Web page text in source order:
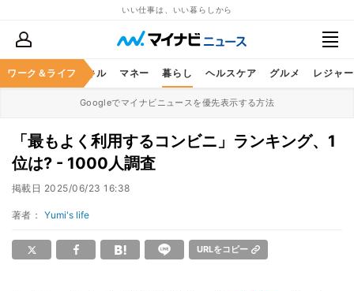
いい仕事は、いい暮らしから
ワーク＆ライフ
ア ビジネススキル マネー 暮らし ヘルスケア グルメ レジャー
Googleでマイナビニュースを優先表示する方法
「最もよく利用するコンビニ」ランキング、1
位は? - 1000人調査
掲載日 2025/06/23 16:38
著者： Yumi's life
URLをコピー